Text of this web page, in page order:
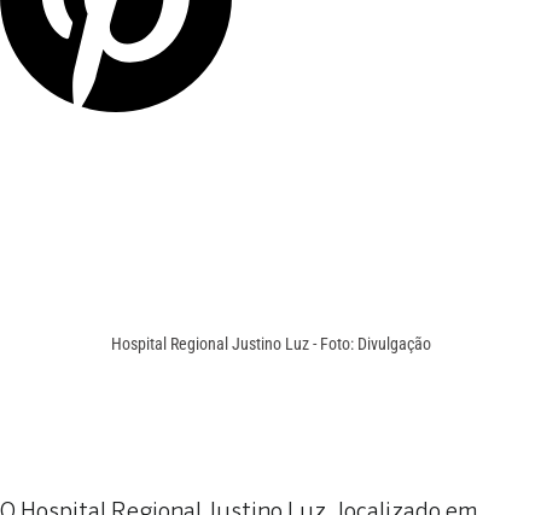
Hospital Regional Justino Luz - Foto: Divulgação